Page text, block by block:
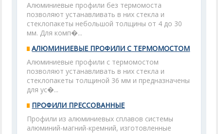
Алюминиевые профили без термомоста
позволяют устанавливать в них стекла и
стеклопакеты небольшой толщины от 4 до 30
мм. Для комп�...
АЛЮМИНИЕВЫЕ ПРОФИЛИ С ТЕРМОМОСТОМ
Алюминиевые профили с термомостом
позволяют устанавливать в них стекла и
стеклопакеты толщиной 36 мм и предназначены
для ус�...
ПРОФИЛИ ПРЕССОВАННЫЕ
Профили из алюминиевых сплавов системы
алюминий-магний-кремний, изготовленные